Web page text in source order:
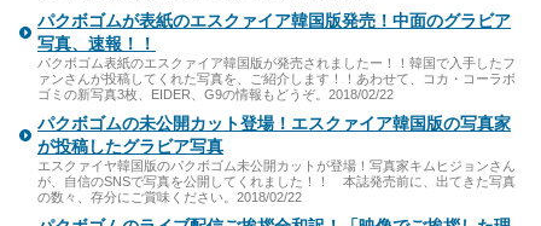
パクボゴムが表紙のエスクァイア韓国版発売！中面のグラビア
写真、速報！！
パクボゴム表紙のエスクァイア韓国版が発売されましたー！！韓国で入手したフ
ァンさんが投稿してくれた写真を、ご紹介します！！あわせて、コカ・コーラボ
ゴミの新写真3枚、EIDER、G9の情報もどうぞ。2018/02/22
パクボゴムの未公開カット登場！エスクァイア韓国版の写真家
が投稿したグラビア写真
エスクァイヤ韓国版のパクボゴム未公開カットが登場！写真家キムヒジョンさん
が、自信のSNSで写真を公開してくれました！！ 本誌発売前に、出てきた写真
の数々、存分にご賞味ください。2018/02/22